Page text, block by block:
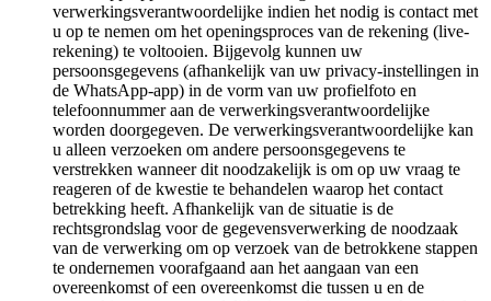
verwerkingsverantwoordelijke indien het nodig is contact met
u op te nemen om het openingsproces van de rekening (live-
rekening) te voltooien. Bijgevolg kunnen uw
persoonsgegevens (afhankelijk van uw privacy-instellingen in
de WhatsApp-app) in de vorm van uw profielfoto en
telefoonnummer aan de verwerkingsverantwoordelijke
worden doorgegeven. De verwerkingsverantwoordelijke kan
u alleen verzoeken om andere persoonsgegevens te
verstrekken wanneer dit noodzakelijk is om op uw vraag te
reageren of de kwestie te behandelen waarop het contact
betrekking heeft. Afhankelijk van de situatie is de
rechtsgrondslag voor de gegevensverwerking de noodzaak
van de verwerking om op verzoek van de betrokkene stappen
te ondernemen voorafgaand aan het aangaan van een
overeenkomst of een overeenkomst die tussen u en de